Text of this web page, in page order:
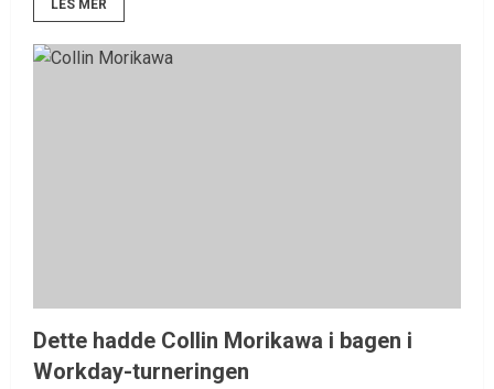
LES MER
Dette hadde Collin Morikawa i bagen i
Workday-turneringen